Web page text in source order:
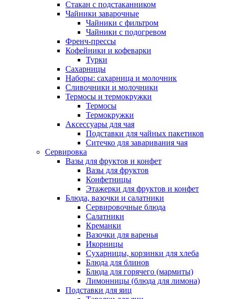
Стакан с подстаканником
Чайники заварочные
Чайники с фильтром
Чайники с подогревом
Френч-прессы
Кофейники и кофеварки
Турки
Сахарницы
Наборы: сахарница и молочник
Сливочники и молочники
Термосы и термокружки
Термосы
Термокружки
Аксессуары для чая
Подставки для чайных пакетиков
Ситечко для заваривания чая
Сервировка
Вазы для фруктов и конфет
Вазы для фруктов
Конфетницы
Этажерки для фруктов и конфет
Блюда, вазочки и салатники
Сервировочные блюда
Салатники
Креманки
Вазочки для варенья
Икорницы
Сухарницы, корзинки для хлеба
Блюда для блинов
Блюда для горячего (мармиты)
Лимонницы (блюда для лимона)
Подставки для яиц